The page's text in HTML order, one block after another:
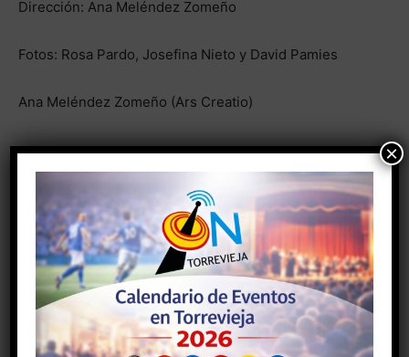
Dirección: Ana Meléndez Zomeño
Fotos: Rosa Pardo, Josefina Nieto y David Pamies
Ana Meléndez Zomeño (Ars Creatio)
×